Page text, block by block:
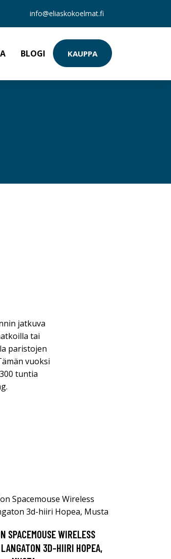
info@eliaskokoelmat.fi
BLOGI KAUPPA
jatkuva
tai
paristojen
vuoksi
tuntia
SPACEMOUSE WIRELESS
3D-HIIRI HOPEA,